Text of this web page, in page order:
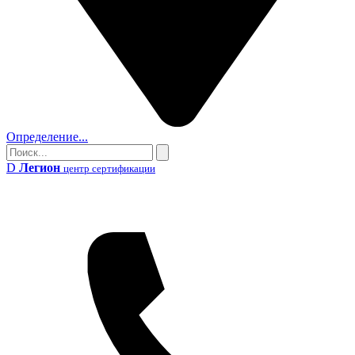
Определение...
Поиск
Поиск
D Легион центр сертификации